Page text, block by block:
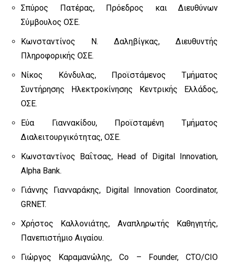
Σπύρος Πατέρας, Πρόεδρος και Διευθύνων
Σύμβουλος ΟΣΕ.
Κωνσταντίνος Ν. Δαληβίγκας, Διευθυντής
Πληροφορικής ΟΣΕ.
Νίκος Κόνδυλας, Προϊστάμενος Τμήματος
Συντήρησης Ηλεκτροκίνησης Κεντρικής Ελλάδος,
ΟΣΕ.
Εύα Γιαννακίδου, Προϊσταμένη Τμήματος
Διαλειτουργικότητας, ΟΣΕ.
Κωνσταντίνος Βαΐτσας, Head of Digital Innovation,
Alpha Bank.
Γιάννης Γιανναράκης, Digital Innovation Coordinator,
GRNET.
Χρήστος Καλλονιάτης, Αναπληρωτής Καθηγητής,
Πανεπιστήμιο Αιγαίου.
Γιώργος Καραμανώλης, Co – Founder, CTO/CIO